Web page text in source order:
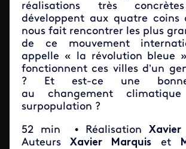
réalisations très
développent aux quatre coins
nous fait rencontrer les plus
de ce mouvement
appelle « la révolution bleue
fonctionnent ces villes d’un
? Et est-ce une bonne
au changement
surpopulation ?
52 min • RéalisationXavier
AuteursXavier Marquis et